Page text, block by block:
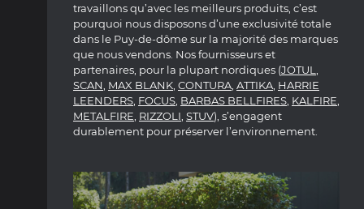
travaillons qu’avec les meilleurs produits, c’est
pourquoi nous disposons d’une exclusivité totale
dans le Puy-de-dôme sur la majorité des marques
que nous vendons. Nos fournisseurs et
partenaires, pour la plupart nordiques (JOTUL
SCAN MAX BLANK CONTURA ATTIKA HARRIE
LEENDERS FOCUS BARBAS BELLFIRES KALFIRE
METALFIRE RIZZOLI STUV), s’engagent
durablement pour préserver l’environnement.